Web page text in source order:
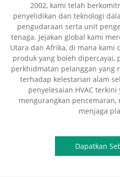
2002, kami telah
penyelidikan dan teknologi
pengudaraan serta unit
tenaga. Jejakan global kami
Utara dan Afrika, di mana kami
produk yang boleh dipercayai,
perkhidmatan pelanggan yang
terhadap kelestarian alam
penyelesaian HVAC
mengurangkan
menjaga
Dapatkan